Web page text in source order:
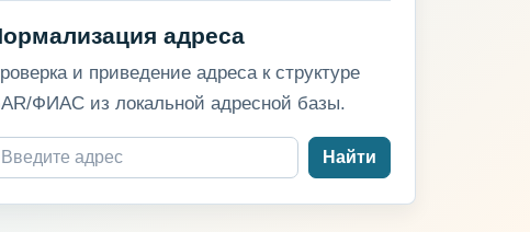
адреса
и приведение адреса к структуре
ФИАС из локальной адресной базы.
Найти